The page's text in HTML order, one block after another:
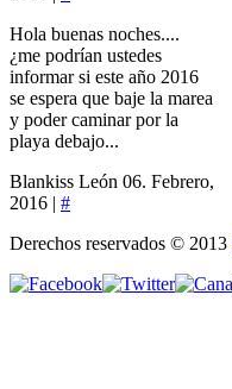
Hola buenas noches....
¿me podrían ustedes
informar si este año 2016
se espera que baje la marea
y poder caminar por la
playa debajo...
Blankiss León 06. Febrero,
2016 | #
Derechos reservados © 2013